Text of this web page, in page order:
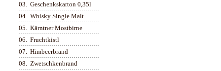
03. Geschenkskarton 0,35l
04. Whisky Single Malt
05. Kärntner Mostbirne
06. Fruchtkistl
07. Himbeerbrand
08. Zwetschkenbrand